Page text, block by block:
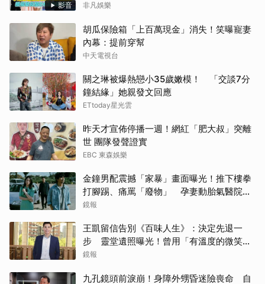
影音 非凡娛樂
胡瓜保險箱「上百萬現金」消失！笑曝寵妻
內幕：提前穿幫
中天電視台
關之琳被爆熱戀小35歲嫩模！ 「交談7分
鐘結緣」她親發文回應
ETtoday星光雲
昨天才宣佈停播一週！網紅「肥大叔」突離
世 團隊發聲證實
EBC 東森娛樂
金鐘男配震撼「家暴」畫面曝光！推下樓拳
打腳踢、痛罵「廢物」 孕妻動胎氣醫院爆
激烈衝突
鏡報
王凱留信告別《百味人生》：決定先退一
步 靈堂遺照曝光！曾用「有溫度的微笑」
祝賀母親節快樂
鏡報
九孔鏡頭前淚崩！身障外甥昏迷險喪命 自